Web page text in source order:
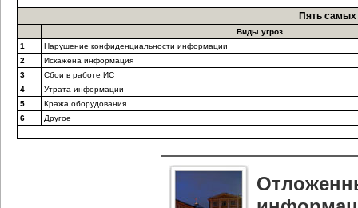
Пять самых
Виды угроз
1
Нарушение конфиденциальности информации
2
Искажена информация
3
Сбои в работе ИС
4
Утрата информации
5
Кража оборудования
6
Другое